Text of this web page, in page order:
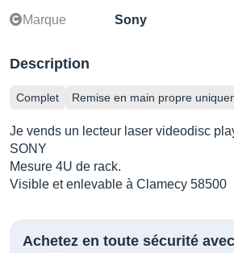
Marque Sony
Description
Complet Remise en main propre
Je vends un lecteur laser videodisc
SONY
Mesure 4U de rack.
Visible et enlevable à Clamecy 58500
Achetez en toute sécurité